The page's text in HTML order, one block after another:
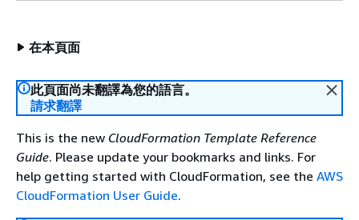
在本頁面
此頁面尚未翻譯為您的語言。
請求翻譯
This is the new CloudFormation Template Reference
Guide. Please update your bookmarks and links. For
help getting started with CloudFormation, see the AWS
CloudFormation User Guide.